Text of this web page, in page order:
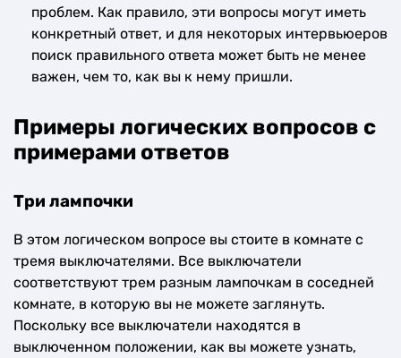
проблем. Как правило, эти вопросы могут иметь
конкретный ответ, и для некоторых интервьюеров
поиск правильного ответа может быть не менее
важен, чем то, как вы к нему пришли.
Примеры логических вопросов с
примерами ответов
Три лампочки
В этом логическом вопросе вы стоите в комнате с
тремя выключателями. Все выключатели
соответствуют трем разным лампочкам в соседней
комнате, в которую вы не можете заглянуть.
Поскольку все выключатели находятся в
выключенном положении, как вы можете узнать,